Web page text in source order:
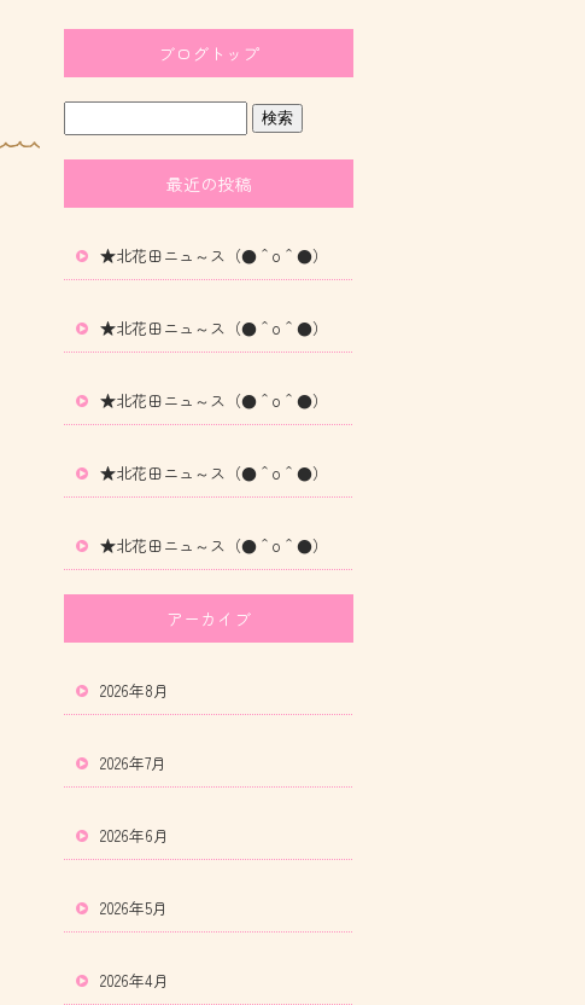
ブログトップ
最近の投稿
★北花田ニュ～ス（●＾o＾●）
★北花田ニュ～ス（●＾o＾●）
★北花田ニュ～ス（●＾o＾●）
★北花田ニュ～ス（●＾o＾●）
★北花田ニュ～ス（●＾o＾●）
アーカイブ
2026年8月
2026年7月
2026年6月
2026年5月
2026年4月